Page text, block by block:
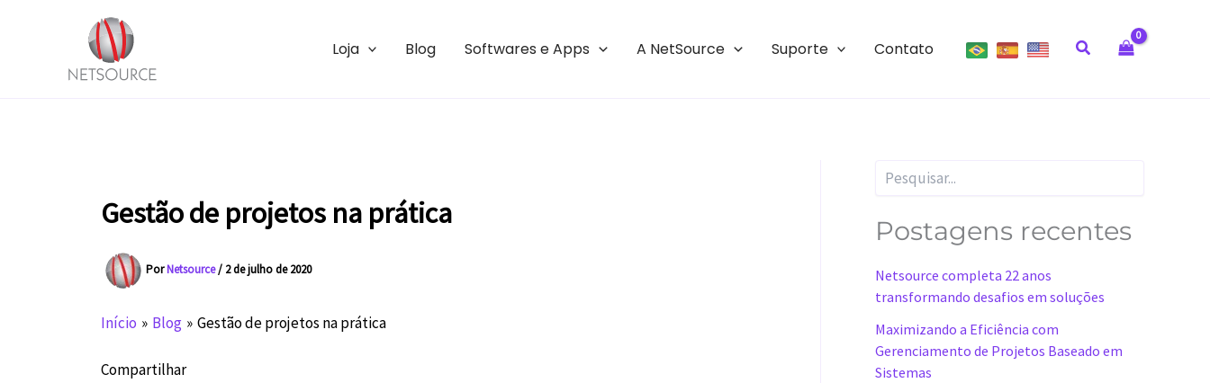
Loja Blog Softwares e Apps A NetSource Suporte Contato Pesquisar
Gestão de projetos na prática
PorNetsource/ 2 de julho de 2020
Início Blog Gestão de projetos na prática
Compartilhar
Postagens recentes
Netsource completa 22 anos
transformando desafios em soluções
Maximizando a Eficiência com
Gerenciamento de Projetos Baseado em
Sistemas